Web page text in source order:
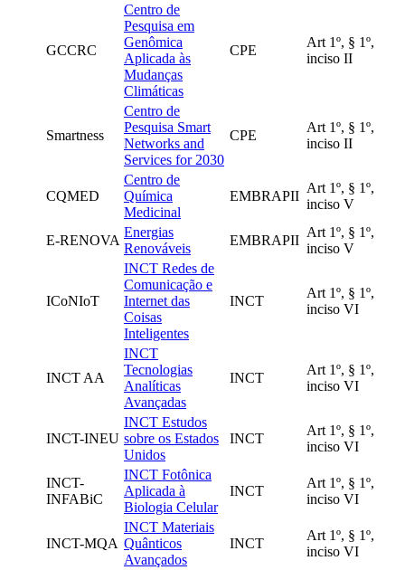
GCCRC
Centro de
Pesquisa em
Genômica
Aplicada às
Mudanças
Climáticas
CPE
Art 1º, § 1º,
inciso II
Smartness
Centro de
Pesquisa Smart
Networks and
Services for 2030
CPE
Art 1º, § 1º,
inciso II
CQMED
Centro de
Química
Medicinal
EMBRAPII
Art 1º, § 1º,
inciso V
E-RENOVA
Energias
Renováveis
EMBRAPII
Art 1º, § 1º,
inciso V
ICoNIoT
INCT Redes de
Comunicação e
Internet das
Coisas
Inteligentes
INCT
Art 1º, § 1º,
inciso VI
INCT AA
INCT
Tecnologias
Analíticas
Avançadas
INCT
Art 1º, § 1º,
inciso VI
INCT-INEU
INCT Estudos
sobre os Estados
Unidos
INCT
Art 1º, § 1º,
inciso VI
INCT-
INFABiC
INCT Fotônica
Aplicada à
Biologia Celular
INCT
Art 1º, § 1º,
inciso VI
INCT-MQA
INCT Materiais
Quânticos
Avançados
INCT
Art 1º, § 1º,
inciso VI